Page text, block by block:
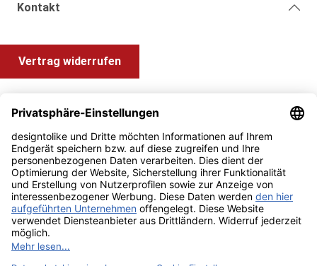
Kontakt
Vertrag widerrufen
Information und Impressum
Zahlung & Versand